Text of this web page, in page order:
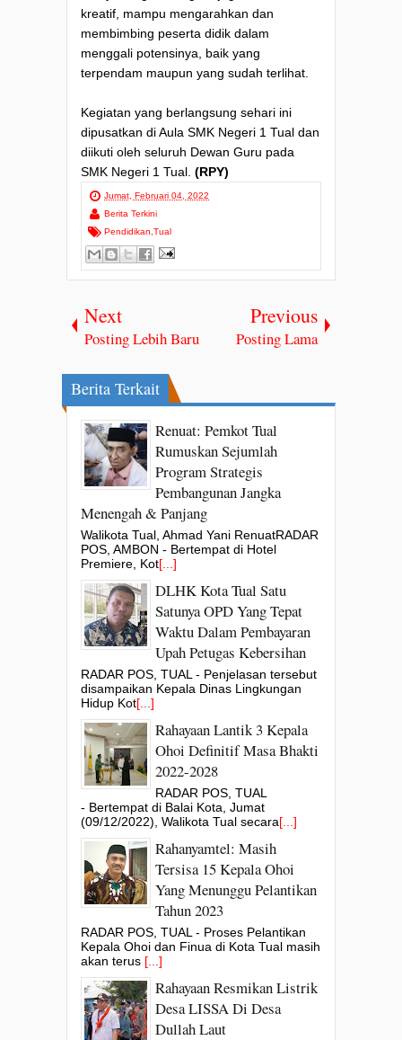
kreatif, mampu mengarahkan dan
membimbing peserta didik dalam
menggali potensinya, baik yang
terpendam maupun yang sudah terlihat.
Kegiatan yang berlangsung sehari ini
dipusatkan di Aula SMK Negeri 1 Tual dan
diikuti oleh seluruh Dewan Guru pada
SMK Negeri 1 Tual. (RPY)
Jumat, Februari 04, 2022
Berita Terkini
Pendidikan Tual
Next
Posting Lebih Baru
Previous
Posting Lama
Berita Terkait
Renuat: Pemkot Tual
Rumuskan Sejumlah
Program Strategis
Pembangunan Jangka
Menengah & Panjang
Walikota Tual, Ahmad Yani RenuatRADAR
POS, AMBON - Bertempat di Hotel
Premiere, Kot[...]
DLHK Kota Tual Satu
Satunya OPD Yang Tepat
Waktu Dalam Pembayaran
Upah Petugas Kebersihan
RADAR POS, TUAL - Penjelasan tersebut
disampaikan Kepala Dinas Lingkungan
Hidup Kot[...]
Rahayaan Lantik 3 Kepala
Ohoi Definitif Masa Bhakti
2022-2028
RADAR POS, TUAL
- Bertempat di Balai Kota, Jumat
(09/12/2022), Walikota Tual secara[...]
Rahanyamtel: Masih
Tersisa 15 Kepala Ohoi
Yang Menunggu Pelantikan
Tahun 2023
RADAR POS, TUAL - Proses Pelantikan
Kepala Ohoi dan Finua di Kota Tual masih
akan terus [...]
Rahayaan Resmikan Listrik
Desa LISSA Di Desa
Dullah Laut